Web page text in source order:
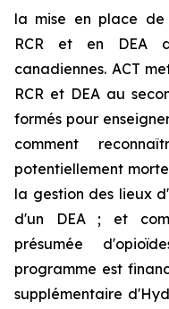
la mise en place de
RCR et en DEA
canadiennes. ACT
RCR et DEA au
formés pour
comment
potentiellement
la gestion des lieux
d'un DEA ; et
présumée
programme est
supplémentaire